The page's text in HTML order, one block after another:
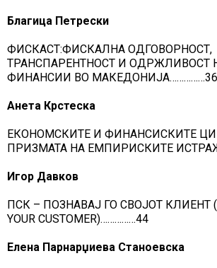
Благица Петрески
ФИСКАСТ:ФИСКАЛНА ОДГОВОРНОСТ,
ТРАНСПАРЕНТНОСТ И ОДРЖЛИВОСТ
ФИНАНСИИ ВО МАКЕДОНИЈА……………36
Анета Крстеска
ЕКОНОМСКИТЕ И ФИНАНСИСКИТЕ
ПРИЗМАТА НА ЕМПИРИСКИТЕ
Игор Давков
ПСК – ПОЗНАВАЈ ГО СВОЈОТ КЛИЕНТ
YOUR CUSTOMER)……………44
Елена Парнарџиева Станоевска